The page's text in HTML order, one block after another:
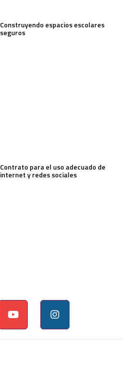
Construyendo espacios escolares
seguros
Contrato para el uso adecuado de
internet y redes sociales